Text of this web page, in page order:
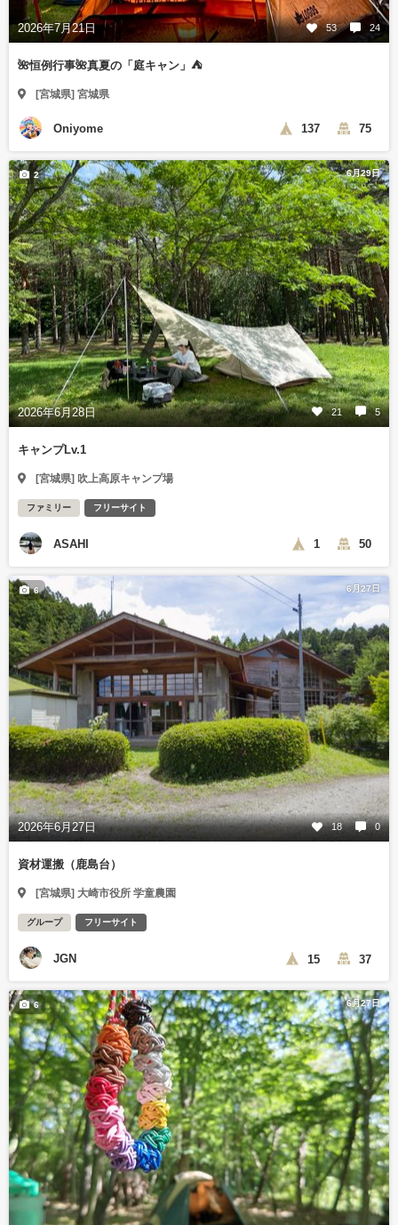
2026年7月21日 53 24
🌺恒例行事🌺真夏の「庭キャン」⛺️
[宮城県] 宮城県
Oniyome 137 75
6月29日
2026年6月28日 21 5
2
キャンプLv.1
[宮城県] 吹上高原キャンプ場
ファミリー フリーサイト
ASAHI 1 50
6月27日
2026年6月27日 18 0
6
資材運搬（鹿島台）
[宮城県] 大崎市役所 学童農園
グループ フリーサイト
JGN 15 37
6月27日
6